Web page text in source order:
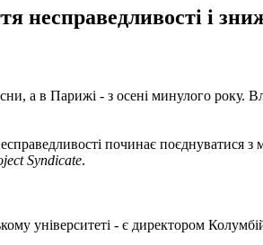
несправедливості і
а в Парижі - з осені минулого року.
починає поєднуватися з
Syndicate.
університеті - є директором